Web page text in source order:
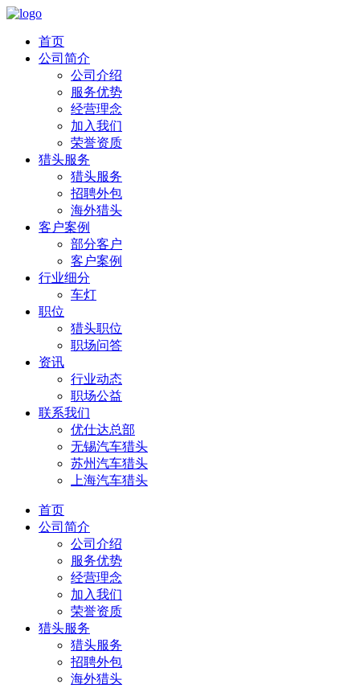
首页
公司简介
公司介绍
服务优势
经营理念
加入我们
荣誉资质
猎头服务
猎头服务
招聘外包
海外猎头
客户案例
部分客户
客户案例
行业细分
车灯
职位
猎头职位
职场问答
资讯
行业动态
职场公益
联系我们
优仕达总部
无锡汽车猎头
苏州汽车猎头
上海汽车猎头
首页
公司简介
公司介绍
服务优势
经营理念
加入我们
荣誉资质
猎头服务
猎头服务
招聘外包
海外猎头